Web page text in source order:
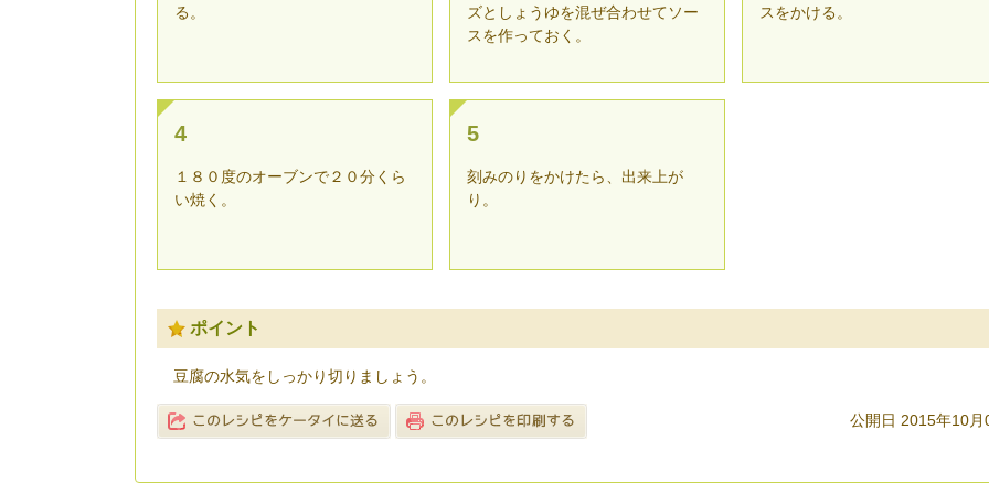
る。
ズとしょうゆを混ぜ合わせてソー
スを作っておく。
スをかける。
4
１８０度のオーブンで２０分くら
い焼く。
5
刻みのりをかけたら、出来上が
り。
ポイント
豆腐の水気をしっかり切りましょう。
公開日 2015年10月